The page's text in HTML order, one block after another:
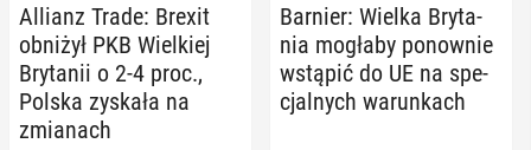
Allianz Trade: Brexit
obniżył PKB Wiel­kiej
Bry­ta­nii o 2-4 proc.,
Polska zyskała na
zmia­nach
Barnier: Wielka Bry­ta­
nia mogłaby po­now­nie
wstąpić do UE na spe­
cjal­nych wa­run­kach